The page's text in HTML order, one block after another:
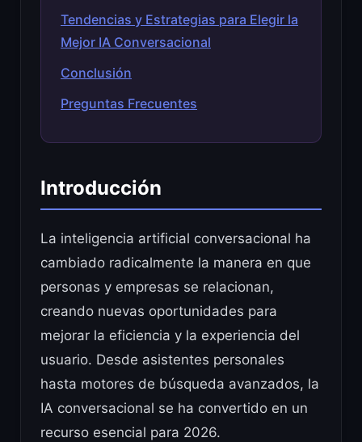
Tendencias y Estrategias para Elegir la
Mejor IA Conversacional
Conclusión
Preguntas Frecuentes
Introducción
La inteligencia artificial conversacional ha
cambiado radicalmente la manera en que
personas y empresas se relacionan,
creando nuevas oportunidades para
mejorar la eficiencia y la experiencia del
usuario. Desde asistentes personales
hasta motores de búsqueda avanzados, la
IA conversacional se ha convertido en un
recurso esencial para 2026.